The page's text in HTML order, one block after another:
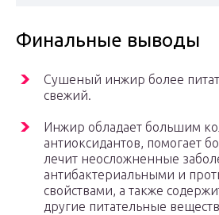
Финальные выводы
Сушеный инжир более
свежий.
Инжир обладает большим
антиоксидантов, помогает
лечит неосложненные
антибактериальными и
свойствами, а также
другие питательные